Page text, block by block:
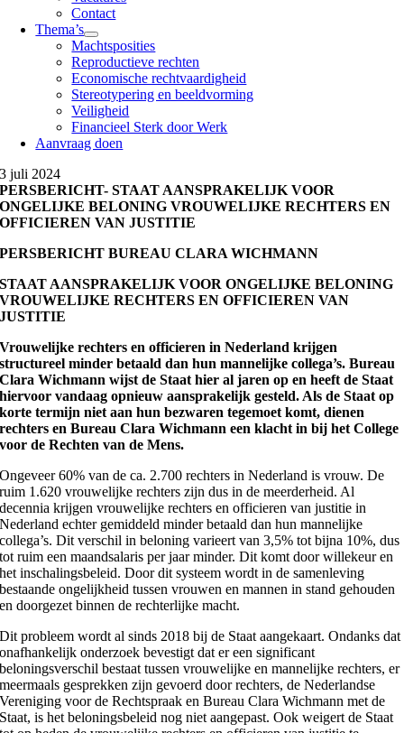
Contact
Thema’s
Machtsposities
Reproductieve rechten
Economische rechtvaardigheid
Stereotypering en beeldvorming
Veiligheid
Financieel Sterk door Werk
Aanvraag doen
3 juli 2024
PERSBERICHT- STAAT AANSPRAKELIJK VOOR
ONGELIJKE BELONING VROUWELIJKE RECHTERS EN
OFFICIEREN VAN JUSTITIE
PERSBERICHT BUREAU CLARA WICHMANN
STAAT AANSPRAKELIJK VOOR ONGELIJKE BELONING
VROUWELIJKE RECHTERS EN OFFICIEREN VAN
JUSTITIE
Vrouwelijke rechters en officieren in Nederland krijgen
structureel minder betaald dan hun mannelijke collega’s. Bureau
Clara Wichmann wijst de Staat hier al jaren op en heeft de Staat
hiervoor vandaag opnieuw aansprakelijk gesteld. Als de Staat op
korte termijn niet aan hun bezwaren tegemoet komt, dienen
rechters en Bureau Clara Wichmann een klacht in bij het College
voor de Rechten van de Mens.
Ongeveer 60% van de ca. 2.700 rechters in Nederland is vrouw. De
ruim 1.620 vrouwelijke rechters zijn dus in de meerderheid. Al
decennia krijgen vrouwelijke rechters en officieren van justitie in
Nederland echter gemiddeld minder betaald dan hun mannelijke
collega’s. Dit verschil in beloning varieert van 3,5% tot bijna 10%, dus
tot ruim een maandsalaris per jaar minder. Dit komt door willekeur en
het inschalingsbeleid. Door dit systeem wordt in de samenleving
bestaande ongelijkheid tussen vrouwen en mannen in stand gehouden
en doorgezet binnen de rechterlijke macht.
Dit probleem wordt al sinds 2018 bij de Staat aangekaart. Ondanks dat
onafhankelijk onderzoek bevestigt dat er een significant
beloningsverschil bestaat tussen vrouwelijke en mannelijke rechters, er
meermaals gesprekken zijn gevoerd door rechters, de Nederlandse
Vereniging voor de Rechtspraak en Bureau Clara Wichmann met de
Staat, is het beloningsbeleid nog niet aangepast. Ook weigert de Staat